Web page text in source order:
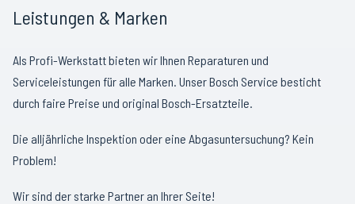
Leistungen & Marken
Als Profi-Werkstatt bieten wir Ihnen Reparaturen und
Serviceleistungen für alle Marken. Unser Bosch Service besticht
durch faire Preise und original Bosch-Ersatzteile.
Die alljährliche Inspektion oder eine Abgasuntersuchung? Kein
Problem!
Wir sind der starke Partner an Ihrer Seite!